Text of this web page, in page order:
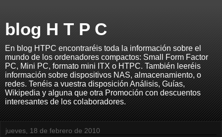
blog H T P C
En blog HTPC encontraréis toda la información sobre el
mundo de los ordenadores compactos: Small Form Factor
PC, Mini PC, formato mini ITX o HTPC. También leeréis
información sobre dispositivos NAS, almacenamiento, o
redes. Tenéis a vuestra disposición Análisis, Guías,
Wikipedia y alguna que otra Promoción con descuentos
interesantes de los colaboradores.
jueves, 18 de febrero de 2010